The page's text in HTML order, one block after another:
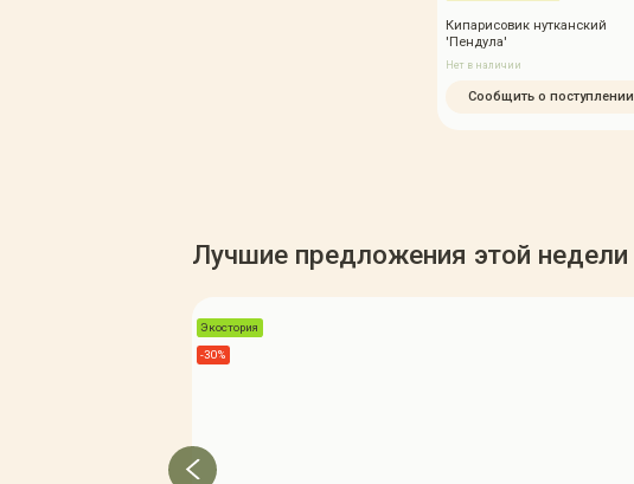
Кипарисовик нутканский
'Пендула'
Нет в наличии
Сообщить о поступлении
Лучшие предложения этой недели
Экостория
-30%